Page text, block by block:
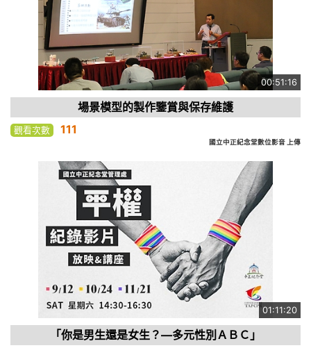
00:51:16
場景模型的製作鑒賞與保存維護
觀看次數 111
國立中正紀念堂數位影音 上傳
01:11:20
「你是男生還是女生？—多元性別ＡＢＣ」